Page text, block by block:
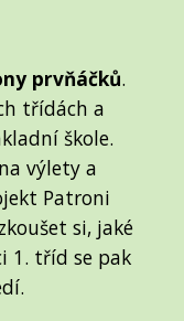
prvňáčků.
třídách a
škole.
výlety a
Patroni
si, jaké
1. tříd se pak